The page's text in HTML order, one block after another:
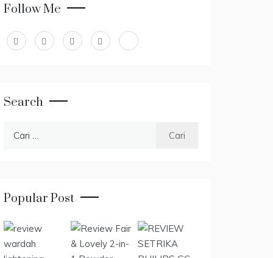
Follow Me
Search
Popular Post